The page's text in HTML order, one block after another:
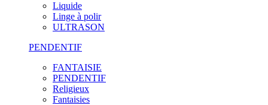
Liquide
Linge à polir
ULTRASON
PENDENTIF
FANTAISIE
PENDENTIF
Religieux
Fantaisies